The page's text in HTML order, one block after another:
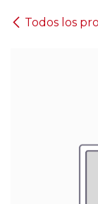
Todos los